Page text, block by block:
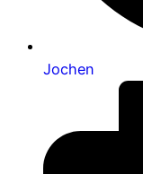
Jochen